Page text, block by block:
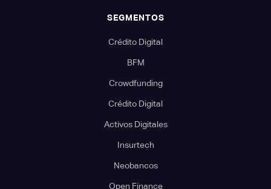
SEGMENTOS
Crédito Digital
BFM
Crowdfunding
Crédito Digital
Activos Digitales
Insurtech
Neobancos
Open Finance